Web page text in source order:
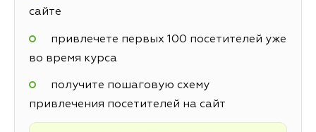
сайте
привлечете первых 100 посетителей уже
во время курса
получите пошаговую схему
привлечения посетителей на сайт